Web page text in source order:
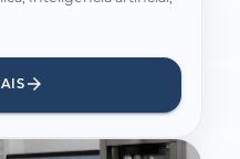
arrow_forward